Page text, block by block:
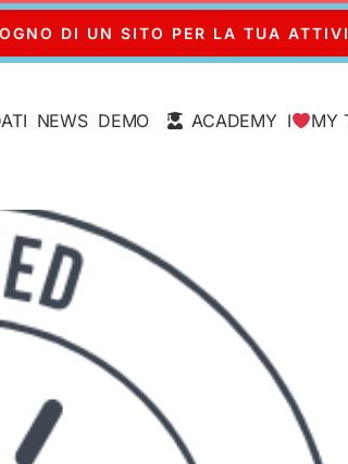
DI UN SITO PER LA TUA
NEWS DEMO ACADEMY I MY